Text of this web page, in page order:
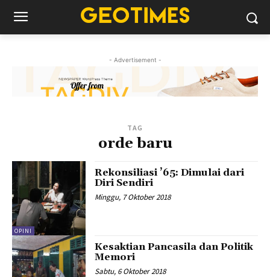
- Advertisement -
TAG
orde baru
OPINI
Rekonsiliasi ’65: Dimulai dari
Diri Sendiri
Minggu, 7 Oktober 2018
Kesaktian Pancasila dan Politik
Memori
Sabtu, 6 Oktober 2018